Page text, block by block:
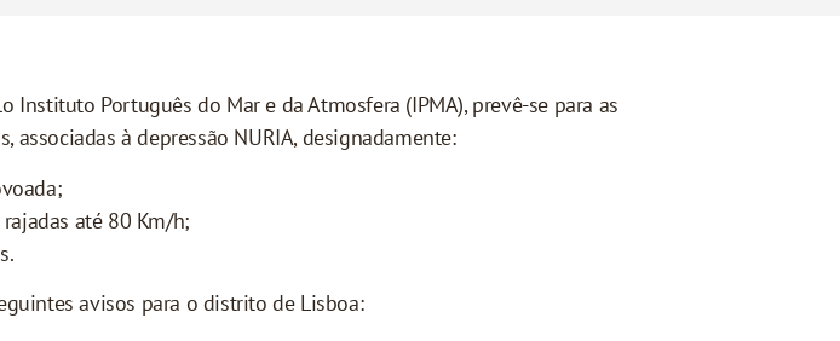
Português do Mar e da Atmosfera (IPMA), prevê-se para as
à depressão NURIA, designadamente:
até 80 Km/h;
avisos para o distrito de Lisboa: